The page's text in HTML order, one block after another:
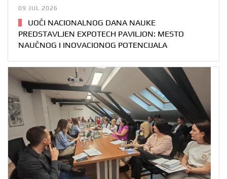
09 JUL 2026
UOČI NACIONALNOG DANA NAUKE
PREDSTAVLJEN EXPOTECH PAVILJON: MESTO
NAUČNOG I INOVACIONOG POTENCIJALA